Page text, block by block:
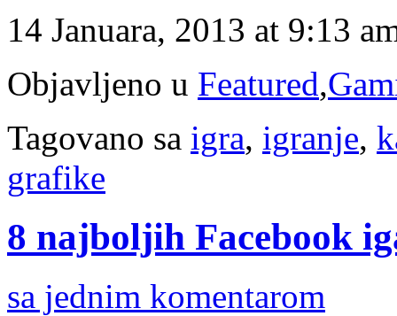
14 Januara, 2013 at 9:13
Objavljeno u Featured,
Tagovano sa igra, igranje,
grafike
8 najboljih Facebook
sa jednim komentarom